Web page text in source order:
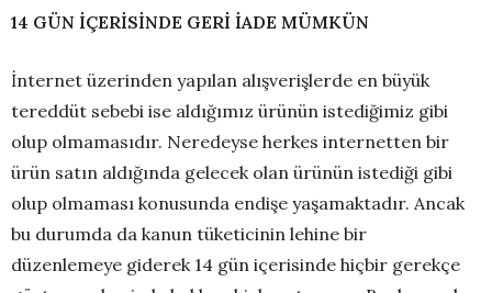
14 GÜN İÇERİSİNDE GERİ İADE MÜMKÜN
İnternet üzerinden yapılan alışverişlerde en büyük
tereddüt sebebi ise aldığımız ürünün istediğimiz gibi
olup olmamasıdır. Neredeyse herkes internetten bir
ürün satın aldığında gelecek olan ürünün istediği gibi
olup olmaması konusunda endişe yaşamaktadır. Ancak
bu durumda da kanun tüketicinin lehine bir
düzenlemeye giderek 14 gün içerisinde hiçbir gerekçe